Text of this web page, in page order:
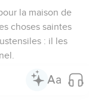
la maison de
choses saintes
: il les